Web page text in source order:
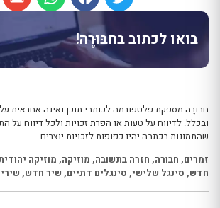
בואו לכתוב בחבּוּרֶה!
חבּוּרֶה מספקת פלטפורמה לכותבי תוכן ואינה אחראית על
ובכלל. לדיווח על טעות או הפרת זכויות ולכל דיווח על
שהתמונות בכתבה יהיו כפופות לזכויות יוצרים
זמרים, חבורה, חזרה בתשובה, מוזיקה, מוזיקה
חדש, סינגל שלישי, סינגלים דתיים, שיר חדש,